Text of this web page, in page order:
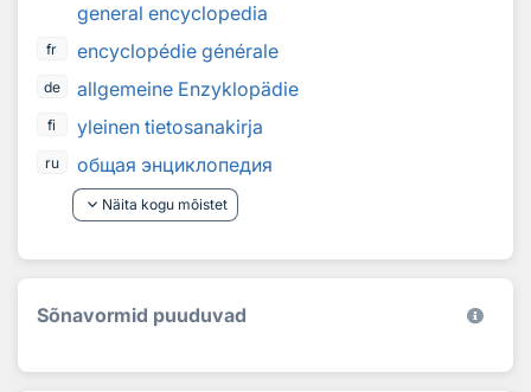
general encyclopedia
fr encyclopédie générale
de allgemeine Enzyklopädie
fi yleinen tietosanakirja
ru
общая энциклопедия
keyboard_arrow_down Näita kogu mõistet
Sõnavormid puuduvad